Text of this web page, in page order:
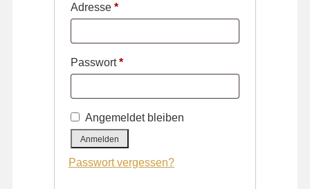
Adresse *Erforderlich
Passwort*Erforderlich
Angemeldet bleiben
Anmelden
Passwort vergessen?